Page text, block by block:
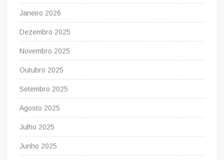
Janeiro 2026
Dezembro 2025
Novembro 2025
Outubro 2025
Setembro 2025
Agosto 2025
Julho 2025
Junho 2025